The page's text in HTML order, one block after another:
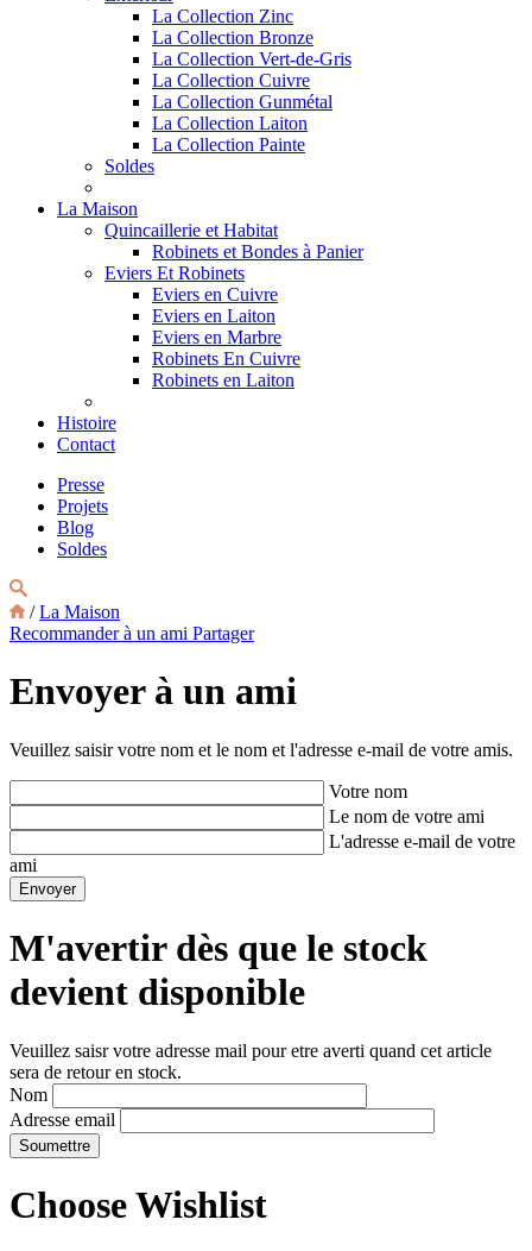
La Collection Zinc
La Collection Bronze
La Collection Vert-de-Gris
La Collection Cuivre
La Collection Gunmétal
La Collection Laiton
La Collection Painte
Soldes
La Maison
Quincaillerie et Habitat
Robinets et Bondes à Panier
Eviers Et Robinets
Eviers en Cuivre
Eviers en Laiton
Eviers en Marbre
Robinets En Cuivre
Robinets en Laiton
Histoire
Contact
Presse
Projets
Blog
Soldes
/La Maison
Recommander à un ami Partager
Envoyer à un ami
Veuillez saisir votre nom et le nom et l'adresse e-mail de votre amis.
Votre nom
Le nom de votre ami
L'adresse e-mail de votre
ami
M'avertir dès que le stock
devient disponible
Veuillez saisr votre adresse mail pour etre averti quand cet article
sera de retour en stock.
Nom
Adresse email
Choose Wishlist